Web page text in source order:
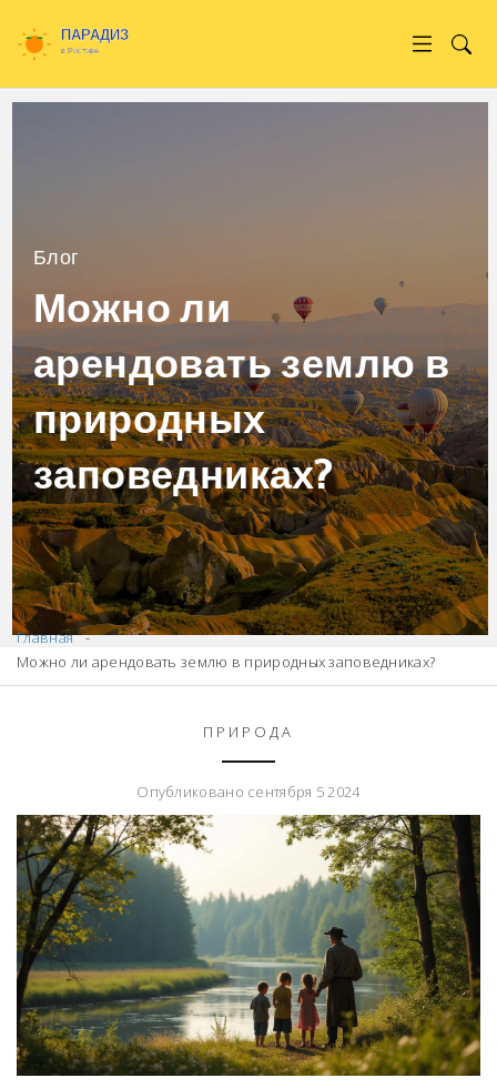
Блог
Можно ли
арендовать землю в
природных
заповедниках?
Главная
Можно ли арендовать землю в природных заповедниках?
ПРИРОДА
Опубликовано сентября 5 2024